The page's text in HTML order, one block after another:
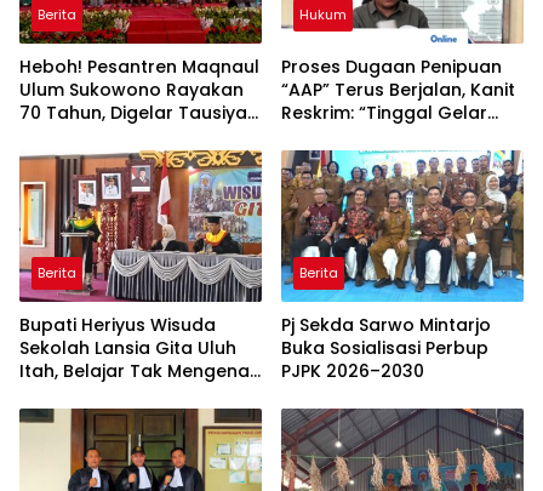
Berita
Heboh! Pesantren Maqnaul
Ulum Sukowono Rayakan
70 Tahun, Digelar Tausiyah
Lirboyo
Hukum
Proses Dugaan Penipuan
“AAP” Terus Berjalan, Kanit
Reskrim: “Tinggal Gelar
Tersangka”
Berita
Bupati Heriyus Wisuda
Sekolah Lansia Gita Uluh
Itah, Belajar Tak Mengenal
Berita
Pj Sekda Sarwo Mintarjo
Buka Sosialisasi Perbup
PJPK 2026–2030